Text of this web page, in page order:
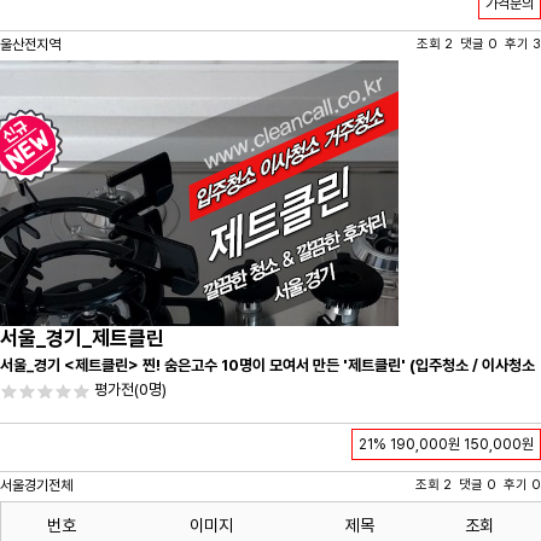
가격문의
울산전지역 조회 2 댓글 0 후기 3
서울_경기_제트클린
서울_경기 <제트클린> 찐! 숨은고수 10명이 모여서 만든 '제트클린' (입주청소 / 이사청소
/ 줄눈시공) 항상 꼼꼼하게 친절하게 응대하겠습니다^-^
평가전(0명)
21% 190,000원 150,000원
서울경기전체 조회 2 댓글 0 후기 0
번호 이미지 제목 조회